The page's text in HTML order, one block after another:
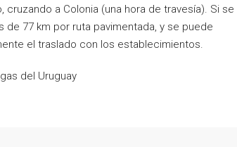
a Colonia (una hora de travesía). Si se
77 km por ruta pavimentada, y se puede
el traslado con los establecimientos.
del Uruguay